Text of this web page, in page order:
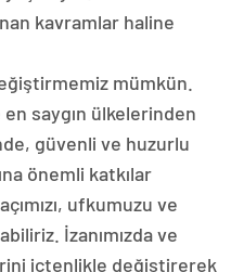
kavramlar haline
mümkün.
saygın ülkelerinden
güvenli ve huzurlu
önemli katkılar
ufkumuzu ve
İzanımızda ve
içtenlikle değiştirerek